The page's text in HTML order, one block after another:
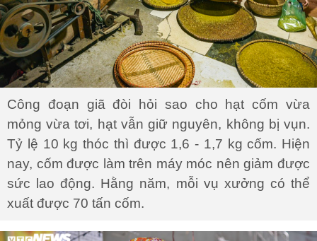
Công đoạn giã đòi hỏi sao cho hạt cốm vừa
mỏng vừa tơi, hạt vẫn giữ nguyên, không bị vụn.
Tỷ lệ 10 kg thóc thì được 1,6 - 1,7 kg cốm. Hiện
nay, cốm được làm trên máy móc nên giảm được
sức lao động. Hằng năm, mỗi vụ xưởng có thể
xuất được 70 tấn cốm.